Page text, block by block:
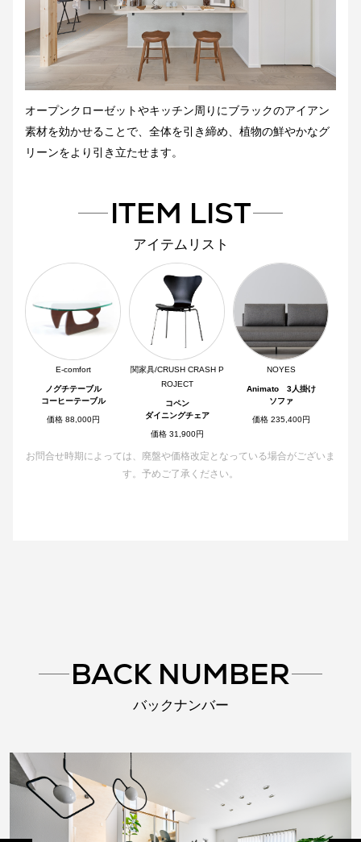
オープンクローゼットやキッチン周りにブラックのアイアン
素材を効かせることで、全体を引き締め、植物の鮮やかなグ
リーンをより引き立たせます。
ITEM LIST
アイテムリスト
E-comfort
ノグチテーブル
コーヒーテーブル
価格 88,000円
関家具/CRUSH CRASH P
ROJECT
コペン
ダイニングチェア
価格 31,900円
NOYES
Animato 3人掛け
ソファ
価格 235,400円
お問合せ時期によっては、廃盤や価格改定となっている場合がございま
す。予めご了承ください。
BACK NUMBER
バックナンバー